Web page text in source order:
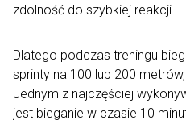
zdolność do szybkiej reakcji.
Dlatego podczas treningu
sprinty na 100 lub 200
Jednym z najczęściej
jest bieganie w czasie 10